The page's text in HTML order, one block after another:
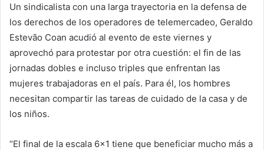
Un sindicalista con una larga trayectoria en la defensa de
los derechos de los operadores de telemercadeo, Geraldo
Estevão Coan acudió al evento de este viernes y
aprovechó para protestar por otra cuestión: el fin de las
jornadas dobles e incluso triples que enfrentan las
mujeres trabajadoras en el país. Para él, los hombres
necesitan compartir las tareas de cuidado de la casa y de
los niños.
“El final de la escala 6×1 tiene que beneficiar mucho más a